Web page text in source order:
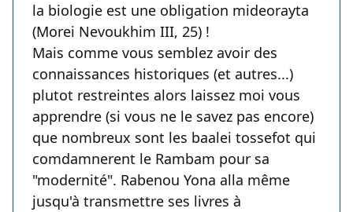
la biologie est une obligation mideorayta
(Morei Nevoukhim III, 25) !
Mais comme vous semblez avoir des
connaissances historiques (et autres...)
plutot restreintes alors laissez moi vous
apprendre (si vous ne le savez pas encore)
que nombreux sont les baalei tossefot qui
comdamnerent le Rambam pour sa
"modernité". Rabenou Yona alla même
jusqu'à transmettre ses livres à